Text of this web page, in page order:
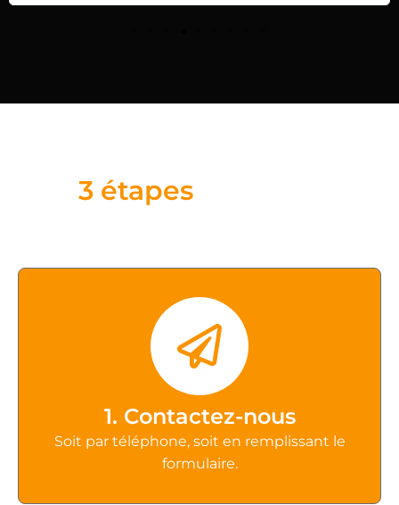
3 étapessimples !
1. Contactez-nous
Soit par téléphone, soit en remplissant le
formulaire.